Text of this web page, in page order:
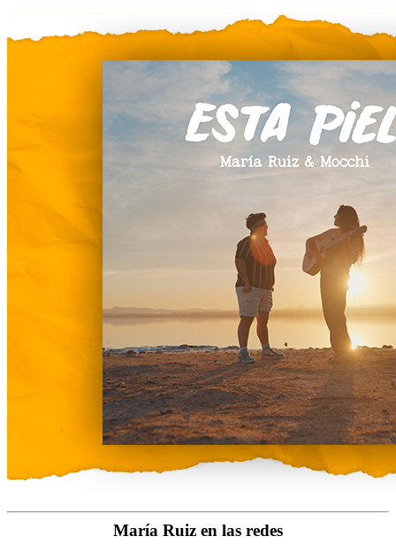
María Ruiz en las redes